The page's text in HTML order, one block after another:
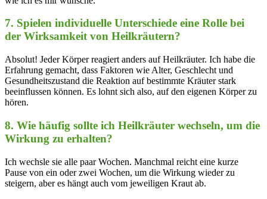
7. Spielen⁤ individuelle Unterschiede eine⁣ Rolle‍ bei
der Wirksamkeit von‍ Heilkräutern?
Absolut! Jeder Körper reagiert anders auf Heilkräuter. Ich ⁤habe die
Erfahrung gemacht, dass Faktoren wie‌ Alter, Geschlecht und
⁢Gesundheitszustand die Reaktion ‌auf ‍bestimmte Kräuter stark
beeinflussen können. Es lohnt sich also,‍ auf den eigenen Körper zu
hören.
8. Wie häufig sollte⁢ ich Heilkräuter ⁢wechseln,‌ um die
⁢Wirkung zu ⁢erhalten?
Ich wechsle sie alle paar Wochen. ‌Manchmal reicht eine kurze
Pause⁣ von ein oder zwei Wochen, um die Wirkung wieder zu
steigern, aber es hängt‍ auch vom jeweiligen Kraut ab.